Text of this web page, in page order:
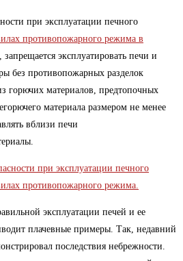
при эксплуатации печного
противопожарного режима в
запрещается эксплуатировать печи и
без противопожарных разделок
горючих материалов, предтопочных
материала размером не менее
вблизи печи
эксплуатации печей и ее
плачевные примеры. Так, недавний
последствия небрежности.